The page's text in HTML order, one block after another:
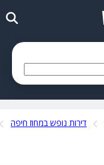
דירות נופש במחוז חיפה